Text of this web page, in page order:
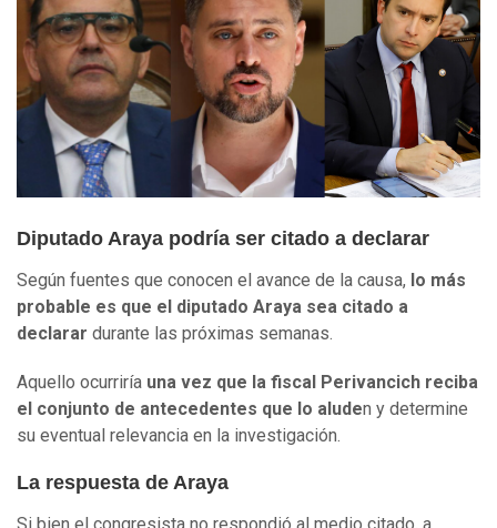
Diputado Araya podría ser citado a declarar
Según fuentes que conocen el avance de la causa, lo más
probable es que el diputado Araya sea citado a
declarar durante las próximas semanas.
Aquello ocurriría una vez que la fiscal Perivancich reciba
el conjunto de antecedentes que lo aluden y determine
su eventual relevancia en la investigación.
La respuesta de Araya